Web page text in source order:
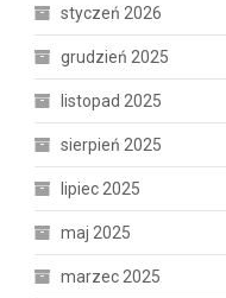
styczeń 2026
grudzień 2025
listopad 2025
sierpień 2025
lipiec 2025
maj 2025
marzec 2025